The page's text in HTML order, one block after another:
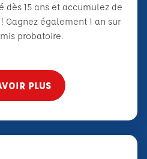
dès 15 ans et accumulez de
également 1 an sur
probatoire.
PLUS